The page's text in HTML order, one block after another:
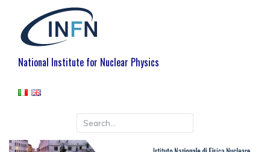
National Institute for Nuclear Physics